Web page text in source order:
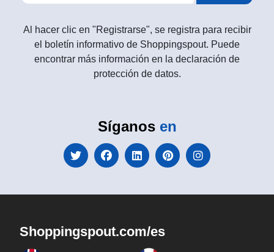
Al hacer clic en "Registrarse", se registra para recibir
el boletín informativo de Shoppingspout. Puede
encontrar más información en la declaración de
protección de datos.
Síganos en
Shoppingspout.com/es